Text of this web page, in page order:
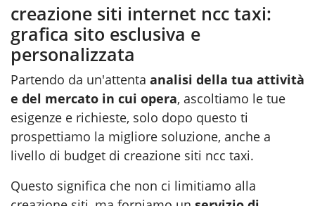
creazione siti internet ncc taxi:
grafica sito esclusiva e
personalizzata
Partendo da un'attenta analisi della tua attività
e del mercato in cui opera, ascoltiamo le tue
esigenze e richieste, solo dopo questo ti
prospettiamo la migliore soluzione, anche a
livello di budget di creazione siti ncc taxi.
Questo significa che non ci limitiamo alla